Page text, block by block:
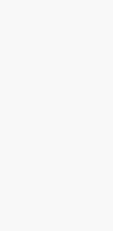
das
2020 überlagert das